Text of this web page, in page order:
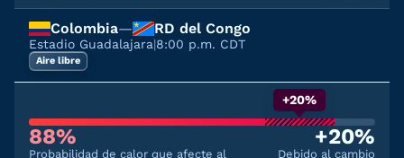
Colombia— RD del Congo
Estadio Guadalajara|8:00 p.m. CDT
Aire libre
+20%
88%
Probabilidad de calor que afecte al
+20%
Debido al cambio